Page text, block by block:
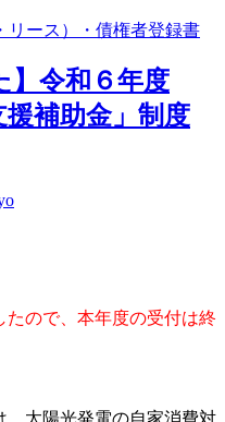
リース）・債権者登録書
】令和６年度
援補助金」制度
ので、本年度の受付は終